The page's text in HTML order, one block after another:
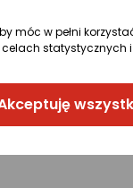
Sprzedaje i
Sport-Home
móc w pełni
statystycznych i